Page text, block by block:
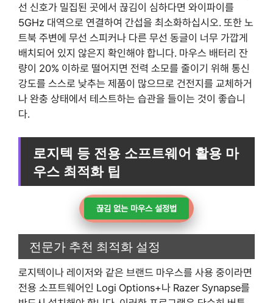
선 신호가 밀집된 곳에서 끊김이 심하다면 와이파이를
5GHz 대역으로 연결하여 간섭을 최소화하십시오. 또한 노
트북 주변에 무선 스피커나 다른 무선 동글이 너무 가깝게
배치되어 있지 않은지 확인해야 합니다. 마우스 배터리 잔
량이 20% 이하로 떨어지면 전력 소모를 줄이기 위해 통신
강도를 스스로 낮추는 제품이 많으므로 건전지를 교체하거
나 완충 상태에서 테스트하는 습관을 들이는 것이 좋습니
다.
로지텍 등 전용 소프트웨어 활용 마
우스 최적화 팁
끊김 없는 마우스 설정법
전문가 추천 최적화 설정
로지텍이나 레이저와 같은 브랜드 마우스를 사용 중이라면
전용 소프트웨어인 Logi Options+나 Razer Synapse를